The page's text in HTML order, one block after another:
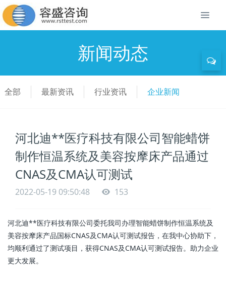
新闻动态
全部 最新资讯 行业资讯 企业新闻
河北迪**医疗科技有限公司智能蜡饼
制作恒温系统及美容按摩床产品通过
CNAS及CMA认可测试
2022-05-19 09:50:48 153
河北迪**医疗科技有限公司委托我司办理智能蜡饼制作恒温系统及
美容按摩床产品国标CNAS及CMA认可测试报告，在我中心协助下，
均顺利通过了测试项目，获得CNAS及CMA认可测试报告。助力企业
更大发展。